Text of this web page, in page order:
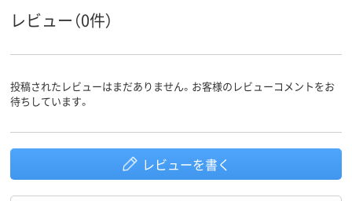
サイズ A4
アスクル
スコア
レビュー（0件）
投稿されたレビューはまだありません。お客様のレビューコメントをお
待ちしています。
レビューを書く